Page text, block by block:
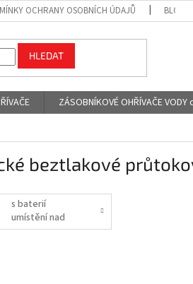
OCHRANY OSOBNÍCH ÚDAJŮ BLOG -
HLEDAT
ZÁSOBNÍKOVÉ OHŘÍVAČE
beztlakové
s baterií
umístění nad
dřez